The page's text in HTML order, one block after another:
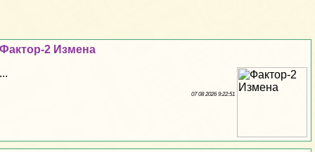
Фактор-2 Измена
...
07 08 2026 9:22:51